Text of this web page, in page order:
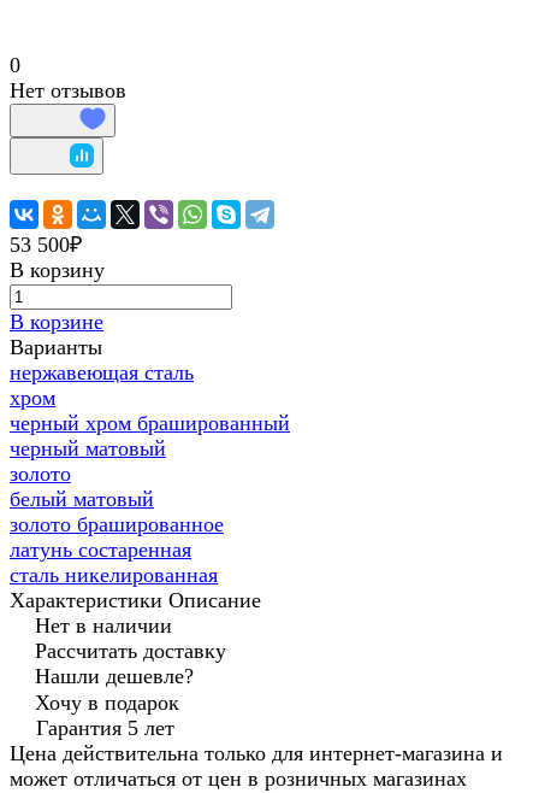
0
Нет отзывов
53 500₽
В корзину
В корзине
Варианты
нержавеющая сталь
хром
черный хром брашированный
черный матовый
золото
белый матовый
золото брашированное
латунь состаренная
сталь никелированная
Характеристики Описание
Нет в наличии
Рассчитать доставку
Нашли дешевле?
Хочу в подарок
Гарантия 5 лет
Цена действительна только для интернет-магазина и
может отличаться от цен в розничных магазинах